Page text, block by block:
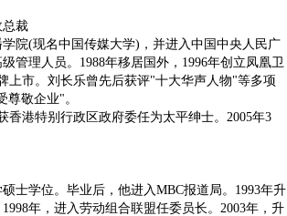
裁
院(现名中国传媒大学)，并进入中国中央人民广
管理人员。1988年移居国外，1996年创立凤凰卫
上市。刘长乐曾先后获评"十大华声人物"等多项
敬企业"。
港特别行政区政府委任为太平绅士。2005年3
学位。毕业后，他进入MBC报道局。1993年升
年，进入劳动组合联盟任委员长。2003年，升